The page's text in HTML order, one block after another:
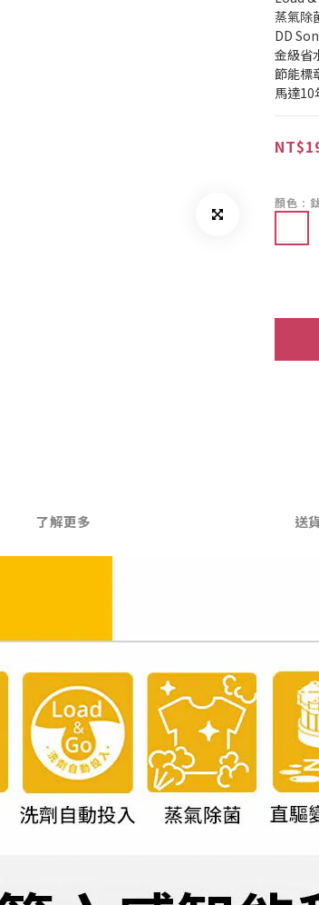
蒸氣除
DD
金級省
節能標
馬達10
顏色 :
了解更多 送